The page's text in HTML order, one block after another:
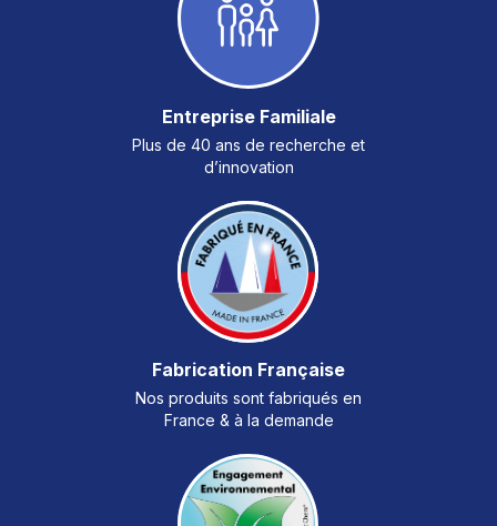
Entreprise Familiale
Plus de 40 ans de recherche et
d’innovation
Fabrication Française
Nos produits sont fabriqués en
France & à la demande